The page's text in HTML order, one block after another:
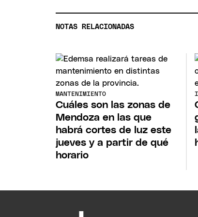
NOTAS RELACIONADAS
MANTENIMIENTO
Cuáles son las zonas de
Mendoza en las que
habrá cortes de luz este
jueves y a partir de qué
horario